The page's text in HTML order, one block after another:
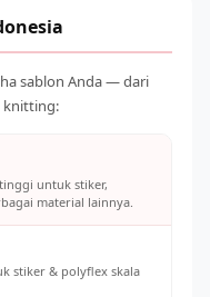
untuk suhu cure
umumnya Rp
sablon Anda — dari
knitting:
untuk stiker,
material lainnya.
stiker & polyflex skala